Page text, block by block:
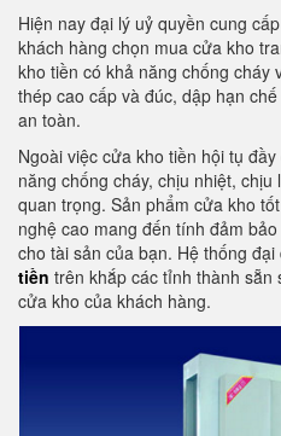
Hiện nay đại lý uỷ quyền cung cấp
khách hàng chọn mua cửa kho
kho tiền có khả năng chống cháy
thép cao cấp và đúc, dập hạn
an toàn.
Ngoài việc cửa kho tiền hội tụ
năng chống cháy, chịu nhiệt,
quan trọng. Sản phẩm cửa kho
nghệ cao mang đến tính đảm
cho tài sản của bạn. Hệ thống đại
tiền trên khắp các tỉnh thành sẵn
cửa kho của khách hàng.